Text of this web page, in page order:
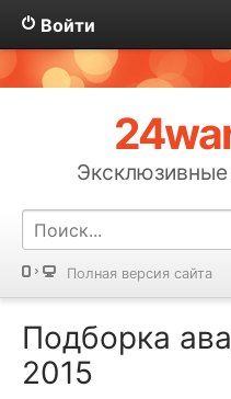
Войти
Полная версия сайта
Подборка
2015